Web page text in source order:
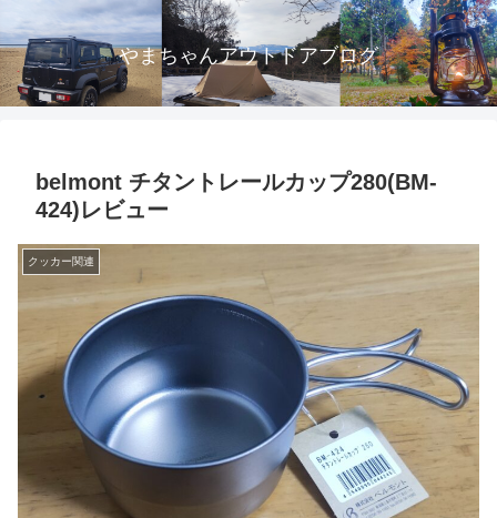
やまちゃんアウトドアブログ
belmont チタントレールカップ280(BM-
424)レビュー
クッカー関連